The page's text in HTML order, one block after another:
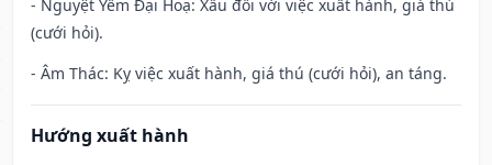
- Nguyệt Yếm Đại Hoạ: Xấu đối với việc xuất hành, giá thú
(cưới hỏi).
- Âm Thác: Kỵ việc xuất hành, giá thú (cưới hỏi), an táng.
Hướng xuất hành